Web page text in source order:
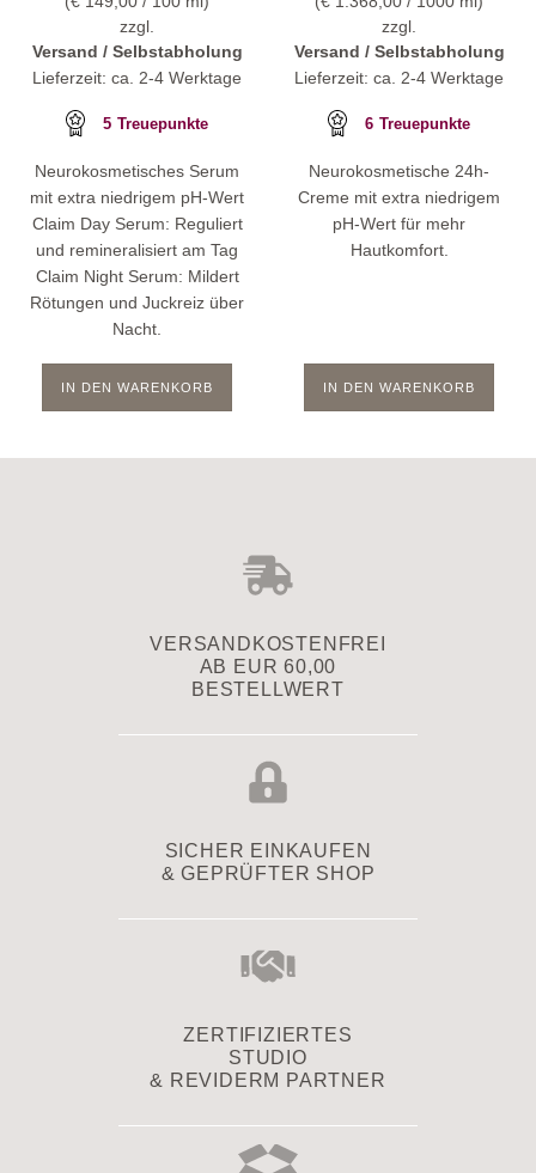
zzgl.
Versand / Selbstabholung
Lieferzeit: ca. 2-4 Werktage
5 Treuepunkte
Neurokosmetisches Serum
mit extra niedrigem pH-Wert
Claim Day Serum: Reguliert
und remineralisiert am Tag
Claim Night Serum: Mildert
Rötungen und Juckreiz über
Nacht.
IN DEN WARENKORB
zzgl.
Versand / Selbstabholung
Lieferzeit: ca. 2-4 Werktage
6 Treuepunkte
Neurokosmetische 24h-
Creme mit extra niedrigem
pH-Wert für mehr
Hautkomfort.
IN DEN WARENKORB
VERSAND­KOSTENFREI
AB EUR 60,00
BESTELLWERT
SICHER EINKAUFEN
& GEPRÜFTER SHOP
ZERTIFIZIERTES
STUDIO
& REVIDERM PARTNER